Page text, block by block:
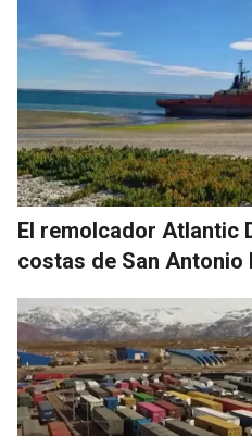
El remolcador Atlantic
costas de San Antonio